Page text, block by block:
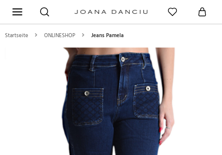
Startseite ONLINESHOP Jeans Pamela